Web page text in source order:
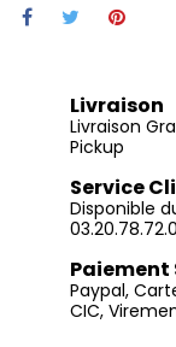
Livraison
Livraison
Pickup
Service
Disponible
Paiement
Paypal,
CIC,